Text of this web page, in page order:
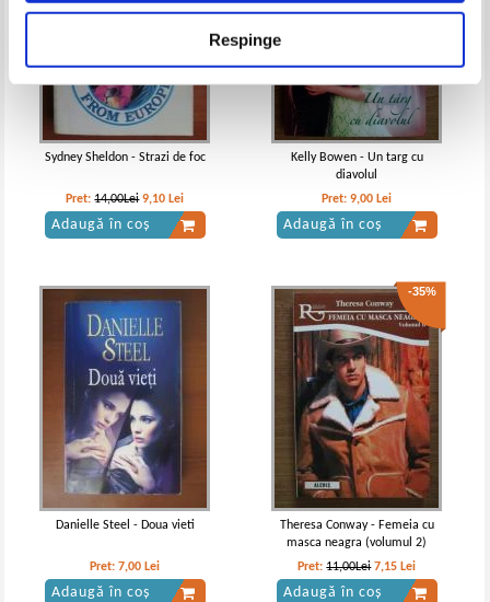
Respinge
Sydney Sheldon - Strazi de foc
Pret:14,00Lei 9,10 Lei
Adaugă în coș
Kelly Bowen - Un targ cu
diavolul
Pret:9,00 Lei
Adaugă în coș
Danielle Steel - Doua vieti
Pret:7,00 Lei
Adaugă în coș
-35%
Theresa Conway - Femeia cu
masca neagra (volumul 2)
Pret:11,00Lei 7,15 Lei
Adaugă în coș